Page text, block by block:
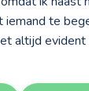
te
altijd